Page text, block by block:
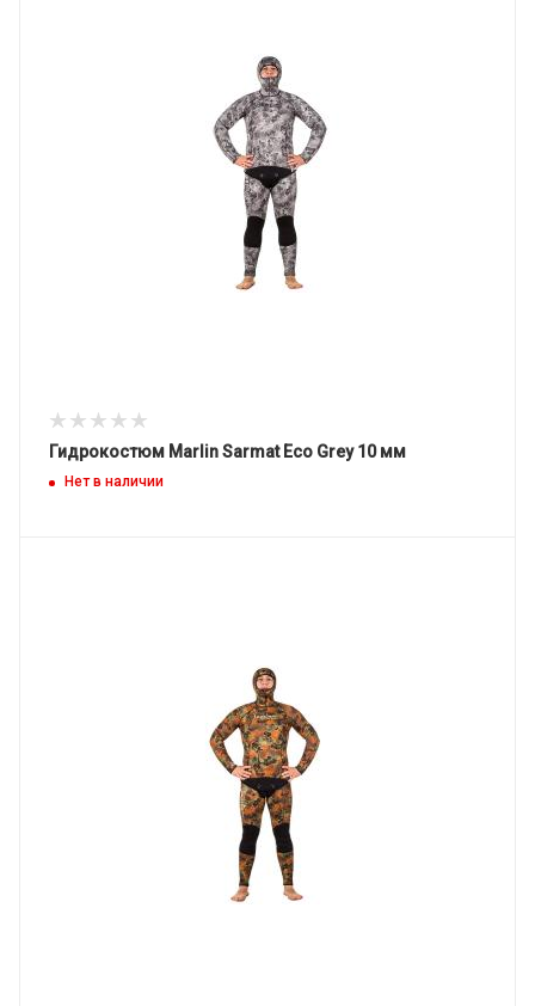
Гидрокостюм Marlin Sarmat Eco Grey 10 мм
Нет в наличии